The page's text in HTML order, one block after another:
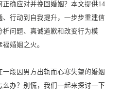
确应对并挽回婚姻？本文提供14
行动到自我提升，一步步重建信
问题、真诚道歉和改变行为模
婚姻之火。
段因男方出轨而心寒失望的婚姻
办？别慌，我们一起来探讨一下